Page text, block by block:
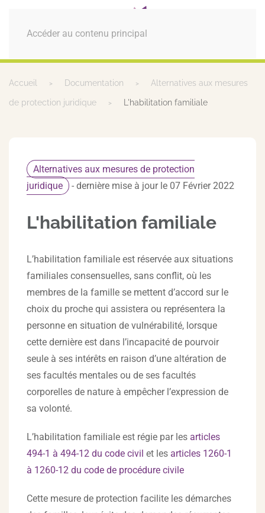
Accéder au contenu principal
MENU
Accueil Documentation Alternatives aux mesures
de protection juridique L'habilitation familiale
Alternatives aux mesures de protection
juridique
- dernière mise à jour le 07 Février 2022
L'habilitation familiale
L’habilitation familiale est réservée aux situations
familiales consensuelles, sans conflit, où les
membres de la famille se mettent d’accord sur le
choix du proche qui assistera ou représentera la
personne en situation de vulnérabilité, lorsque
cette dernière est dans l’incapacité de pourvoir
seule à ses intérêts en raison d’une altération de
ses facultés mentales ou de ses facultés
corporelles de nature à empêcher l’expression de
sa volonté.
L’habilitation familiale est régie par les articles
494-1 à 494-12 du code civil et les articles 1260-1
à 1260-12 du code de procédure civile
Cette mesure de protection facilite les démarches